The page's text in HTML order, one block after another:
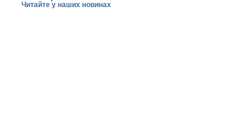
Читайте у наших новинах